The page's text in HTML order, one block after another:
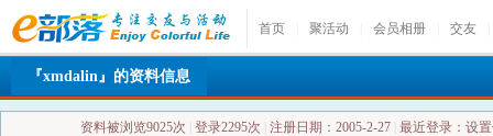
首页 聚活动 会员相册 交友
『xmdalin』的资料信息
资料被浏览9025次 登录2295次 注册日期：2005-2-27 最近登录：设